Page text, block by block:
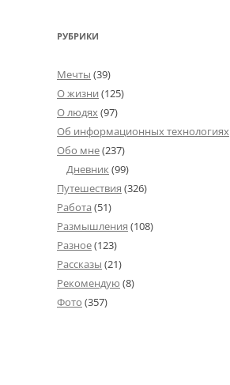
РУБРИКИ
Мечты (39)
О жизни (125)
О людях(97)
Об информационных технологиях
Обо мне(237)
Дневник(99)
Путешествия (326)
Работа (51)
Размышления (108)
Разное(123)
Рассказы (21)
Рекомендую (8)
Фото (357)